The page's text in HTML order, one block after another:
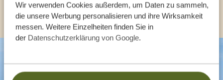
Wir verwenden Cookies außerdem, um Daten zu sammeln,
die unsere Werbung personalisieren und ihre Wirksamkeit
messen. Weitere Einzelheiten finden Sie in
der Datenschutzerklärung von Google.
ANDERE LÄNDER